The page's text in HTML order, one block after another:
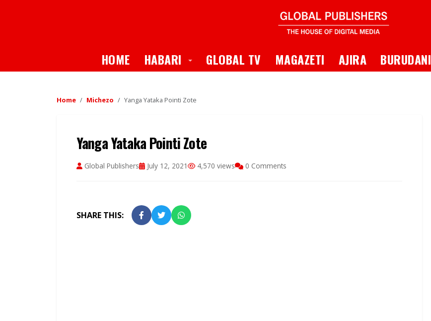
HOME HABARI Toggle Dropdown
GLOBAL TV MAGAZETI AJIRA BURUDANI
Home Michezo Yanga Yataka Pointi Zote
Yanga Yataka Pointi Zote
Global Publishers July 12, 2021 4,570 views 0 Comments
SHARE THIS: